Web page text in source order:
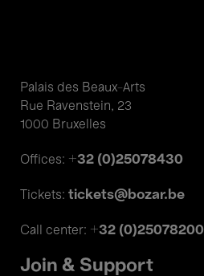
Palais des Beaux-Arts
Rue Ravenstein, 23
1000 Bruxelles
Offices: +32 (0)25078430
Tickets: tickets@bozar.be
Call center: +32 (0)25078200
Join & Support